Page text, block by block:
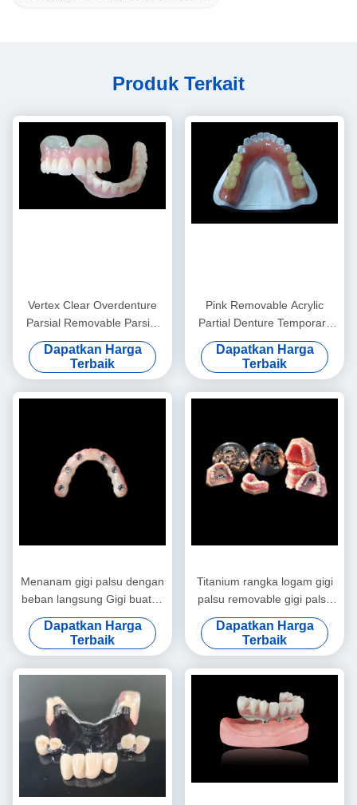
Produk Terkait
Vertex Clear Overdenture
Parsial Removable Parsial
Prosthodontics
Dapatkan Harga
Terbaik
Pink Removable Acrylic
Partial Denture Temporary
Acrylic Partial Denture
Dapatkan Harga
Terbaik
Menanam gigi palsu dengan
beban langsung Gigi buatan
yang bisa dilepas dengan
warna merah muda terang
Dapatkan Harga
Terbaik
Titanium rangka logam gigi
palsu removable gigi palsu
Custom
Dapatkan Harga
Terbaik